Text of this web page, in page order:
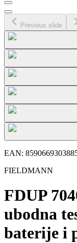
Previous slide
EAN:
FIELDMANN
FDUP
ubodna
baterije i